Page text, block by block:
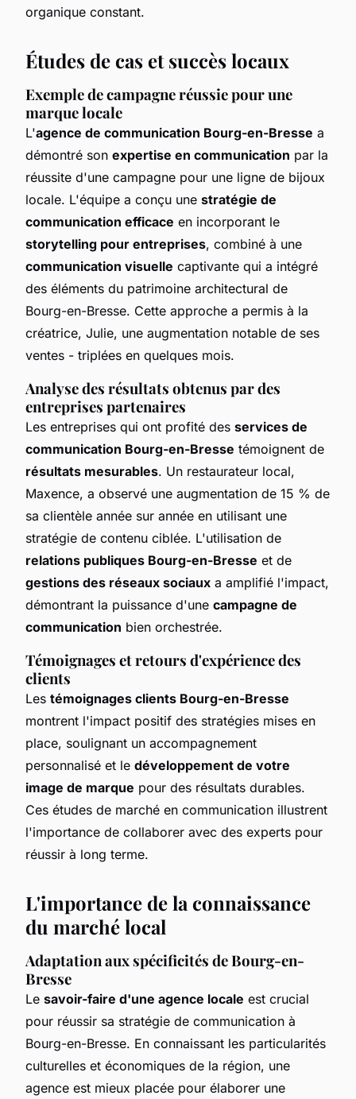
organique constant.
Études de cas et succès locaux
Exemple de campagne réussie pour une
marque locale
L'agence de communication Bourg-en-Bresse a
démontré son expertise en communication par la
réussite d'une campagne pour une ligne de bijoux
locale. L'équipe a conçu une stratégie de
communication efficace en incorporant le
storytelling pour entreprises, combiné à une
communication visuelle captivante qui a intégré
des éléments du patrimoine architectural de
Bourg-en-Bresse. Cette approche a permis à la
créatrice, Julie, une augmentation notable de ses
ventes - triplées en quelques mois.
Analyse des résultats obtenus par des
entreprises partenaires
Les entreprises qui ont profité des services de
communication Bourg-en-Bresse témoignent de
résultats mesurables. Un restaurateur local,
Maxence, a observé une augmentation de 15 % de
sa clientèle année sur année en utilisant une
stratégie de contenu ciblée. L'utilisation de
relations publiques Bourg-en-Bresse et de
gestions des réseaux sociaux a amplifié l'impact,
démontrant la puissance d'une campagne de
communication bien orchestrée.
Témoignages et retours d'expérience des
clients
Les témoignages clients Bourg-en-Bresse
montrent l'impact positif des stratégies mises en
place, soulignant un accompagnement
personnalisé et le développement de votre
image de marque pour des résultats durables.
Ces études de marché en communication illustrent
l'importance de collaborer avec des experts pour
réussir à long terme.
L'importance de la connaissance
du marché local
Adaptation aux spécificités de Bourg-en-
Bresse
Le savoir-faire d'une agence locale est crucial
pour réussir sa stratégie de communication à
Bourg-en-Bresse. En connaissant les particularités
culturelles et économiques de la région, une
agence est mieux placée pour élaborer une